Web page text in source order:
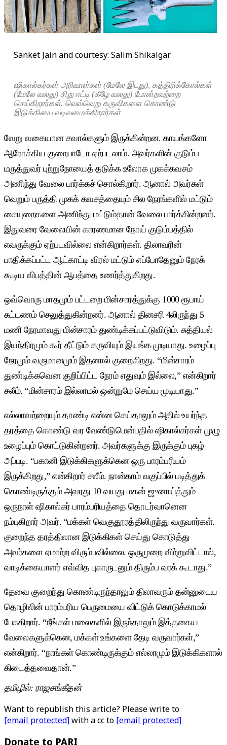
Sanket Jain and courtesy: Salim Shikalgar
ஷிகால்கர்கள் அரிவாள்கள் (மேலே இடது), கத்திரிக்கோல்கள்
(மேலே வலது) சிறு ஈட்டி (கீழே வலது) போன்றவற்றை
செய்கிறார்கள். வெவ்வெறு கருவிகளை கொண்டு
இடுக்கியை வடிவமைக்கிறார்கள்
வேறு வகையான சவால்களும் இருக்கின்றன. காயங்களோ
ஆரோக்கிய குறைபாடோ ஏற்படலாம். அவர்களின் குடும்ப
மருத்துவர் புற்றுநோயைத் தடுக்க உலோக முகக்கவசம்
அணிந்து வேலை பார்க்கச் சொல்கிறார். ஆனால் அவர்கள்
வெறும் பருத்தி முகக் கவசத்தையும் சில நேரங்களில் மட்டும்
கையுறைகளை அணிந்து மட்டும்தான் வேலை பார்க்கின்றனர்.
இதுவரை வேலையின் காரணமான நோய் குடும்பத்தில்
எவருக்கும் ஏற்படவில்லை என்கிறார்கள். திலாவரின்
பாதிக்கப்பட்ட ஆட்காட்டி விரல் மட்டும் எப்போதேனும் நேரக்
கூடிய விபத்தின் ஆபத்தை உணர்த்துகிறது.
ஒவ்வொரு மாதமும் பட்டறை மின்சாரத்துக்கு 1000 ரூபாய்
கட்டணம் செலுத்துகின்றனர். ஆனால் தினசரி 4லிருந்து 5
மணி நேரமாவது மின்சாரம் துண்டிக்கப்பட்டுவிடும். சுத்தியல்
இயந்திரமும் கூர் தீட்டும் கருவியும் இயங்க முடியாது. உழைப்பு
நேரமும் வருமானமும் இதனால் குறைகிறது. “மின்சாரம்
துண்டிக்கவென குறிப்பிட்ட நேரம் எதுவும் இல்லை,” என்கிறார்
சலீம். “மின்சாரம் இல்லாமல் ஒன்றுமே செய்ய முடியாது.”
எல்லாவற்றையும் தாண்டி என்ன செய்தாலும் அதில் உயர்ந்த
தரத்தை கொண்டு வர வேண்டுமென்பதில் ஷிகால்கர்கள் முழு
உழைப்பும் கொட்டுகின்றனர். அவர்களுக்கு இருக்கும் புகழ்
அப்படி. “பகானி இடுக்கிகளுக்கென ஒரு பாரம்பரியம்
இருக்கிறது,” என்கிறார் சலீம். நான்காம் வகுப்பில் படித்துக்
கொண்டிருக்கும் அவரது 10 வயது மகன் ஜுனாய்த்தும்
ஒருநாள் ஷிகால்கர் பாரம்பரியத்தை தொடர்வானென
நம்புகிறார் அவர். “மக்கள் வெகுதூரத்திலிருந்து வருவார்கள்.
குறைந்த தரத்திலான இடுக்கிகள் செய்து கொடுத்து
அவர்களை ஏமாற்ற விரும்பவில்லை. ஒருமுறை விற்றுவிட்டால்,
வாடிக்கையாளர் எவ்வித புகாருடனும் திரும்ப வரக் கூடாது.”
தேவை குறைந்து கொண்டிருந்தாலும் திலாவரும் தன்னுடைய
தொழிலின் பாரம்பரிய பெருமையை விட்டுக் கொடுக்காமல்
பேசுகிறார். “நீங்கள் மலைகளில் இருந்தாலும் இத்தகைய
வேலைகளுக்கென, மக்கள் உங்களை தேடி வருவார்கள்,”
என்கிறார். “நாங்கள் கொண்டிருக்கும் எல்லாமும் இடுக்கிகளால்
கிடைத்தவைதான்.”
தமிழில்: ராஜசங்கீதன்
Want to republish this article? Please write to
[email protected]with a cc to [email protected]
Donate to PARI